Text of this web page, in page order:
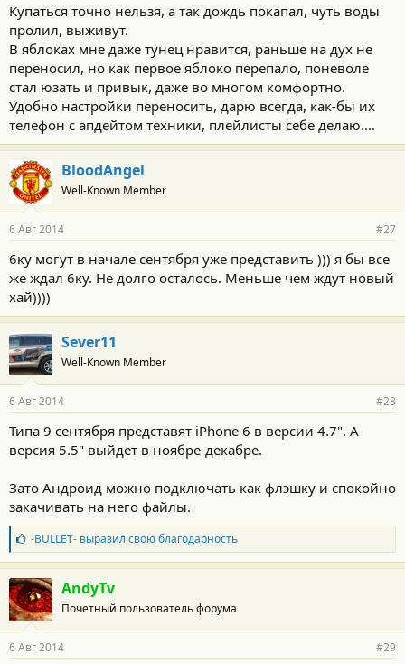
Купаться точно нельзя, а так дождь покапал, чуть воды
пролил, выживут.
В яблоках мне даже тунец нравится, раньше на дух не
переносил, но как первое яблоко перепало, поневоле
стал юзать и привык, даже во многом комфортно.
Удобно настройки переносить, дарю всегда, как-бы их
телефон с апдейтом техники, плейлисты себе делаю....
BloodAngel
Well-Known Member
6 Авг 2014 #27
6ку могут в начале сентября уже представить ))) я бы все
же ждал 6ку. Не долго осталось. Меньше чем ждут новый
хай))))
Sever11
Well-Known Member
6 Авг 2014 #28
Типа 9 сентября представят iPhone 6 в версии 4.7". А
версия 5.5" выйдет в ноябре-декабре.
Зато Андроид можно подключать как флэшку и спокойно
закачивать на него файлы.
Б
л
а
г
о
д
а
н
-BULLET-выразил свою благодарность
AndyTv
Почетный пользователь форума
6 Авг 2014 #29